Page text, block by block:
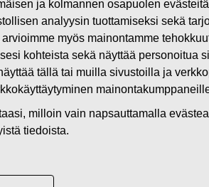
OMIEN OSAKKEIDEN OMISTUKSESSA
OYJ
ja kolmannen osapuolen
analyysin tuottamiseksi sekä
myös mainontamme
kohteista sekä näyttää personoitua
tällä tai muilla sivustoilla ja
milloin vain napsauttamalla
tiedoista.